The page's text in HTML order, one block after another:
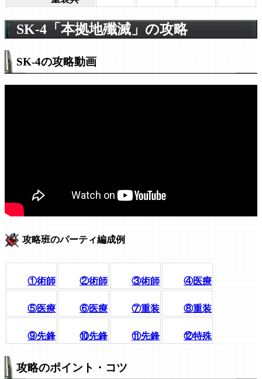
SK-4「本拠地殲滅」の攻略
SK-4の攻略動画
攻略班のパーティ編成例
①術師 ②術師 ③術師 ④医療
⑤医療 ⑥医療 ⑦重装 ⑧重装
⑨先鋒 ⑩先鋒 ⑪先鋒 ⑫特殊
攻略のポイント・コツ